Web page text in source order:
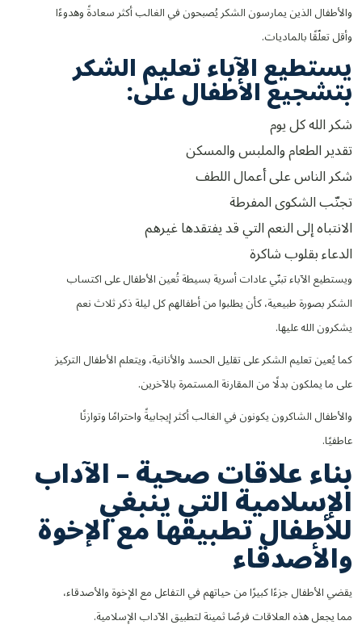
والأطفال الذين يمارسون الشكر يُصبحون في الغالب أكثر سعادةً وهدوءًا
وأقل تعلّقًا بالماديات.
يستطيع الآباء تعليم الشكر
بتشجيع الأطفال على:
شكر الله كل يوم
تقدير الطعام والملبس والمسكن
شكر الناس على أعمال اللطف
تجنّب الشكوى المفرطة
الانتباه إلى النعم التي قد يفتقدها غيرهم
الدعاء بقلوب شاكرة
ويستطيع الآباء تبنّي عادات أسرية بسيطة تُعين الأطفال على اكتساب
الشكر بصورة طبيعية، كأن يطلبوا من أطفالهم كل ليلة ذكر ثلاث نعم
يشكرون الله عليها.
كما يُعين تعليم الشكر على تقليل الحسد والأنانية، ويتعلم الأطفال التركيز
على ما يملكون بدلًا من المقارنة المستمرة بالآخرين.
والأطفال الشاكرون يكونون في الغالب أكثر إيجابيةً واحترامًا وتوازنًا
عاطفيًا.
بناء علاقات صحية – الآداب
الإسلامية التي ينبغي
للأطفال تطبيقها مع الإخوة
والأصدقاء
يقضي الأطفال جزءًا كبيرًا من حياتهم في التفاعل مع الإخوة والأصدقاء،
مما يجعل هذه العلاقات فرصًا ثمينة لتطبيق الآداب الإسلامية.